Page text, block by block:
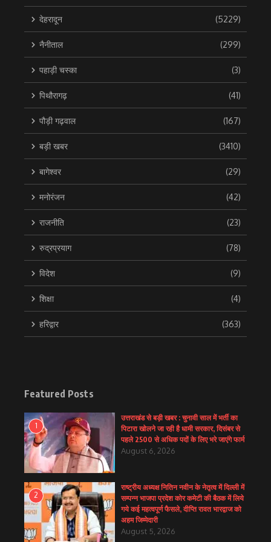
देहरादून (5229)
नैनीताल (299)
पहाड़ी चस्का (3)
पिथौरागढ़ (41)
पौड़ी गढ़वाल (167)
बड़ी खबर (3410)
बागेश्वर (29)
मनोरंजन (42)
राजनीति (23)
रुद्रप्रयाग (78)
विदेश (9)
शिक्षा (4)
हरिद्वार (363)
Featured Posts
1
उत्तराखंड से बड़ी खबर : चुनावी साल में भर्ती का
पिटारा खोलने जा रही है धामी सरकार, दिसंबर से
पहले 2500 से अधिक पदों के लिए भरे जाएंगे फार्म
August 6, 2026
2
राष्ट्रीय अध्यक्ष नितिन नवीन के नेतृत्व में दिल्ली में
सम्पन्न भाजपा प्रदेश कोर कमेटी की बैठक में लिये
गये कई महत्वपूर्ण फैसले, दीप्ति रावत भारद्वाज को
अहम जिम्मेदारी
August 5, 2026